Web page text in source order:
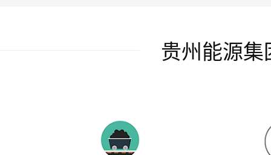
贵州能源